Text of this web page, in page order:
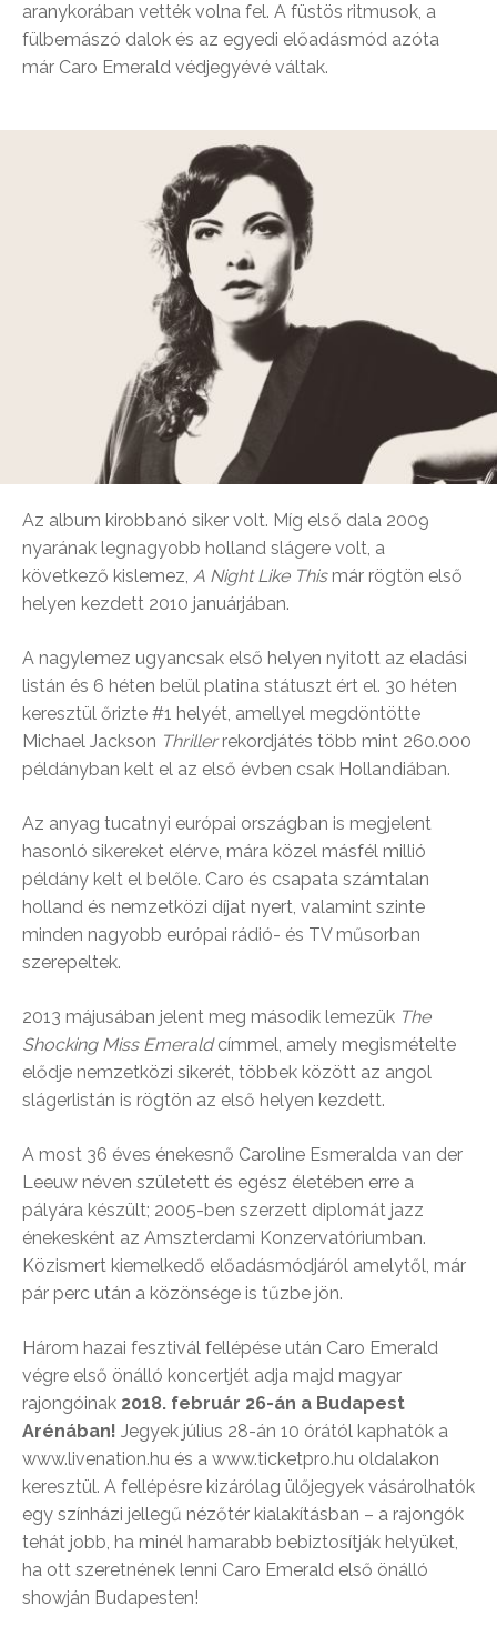
aranykorában vették volna fel. A füstös ritmusok, a
fülbemászó dalok és az egyedi előadásmód azóta
már Caro Emerald védjegyévé váltak.
Az album kirobbanó siker volt. Míg első dala 2009
nyarának legnagyobb holland slágere volt, a
következő kislemez, A Night Like Thismár rögtön első
helyen kezdett 2010 januárjában.
A nagylemez ugyancsak első helyen nyitott az eladási
listán és 6 héten belül platina státuszt ért el. 30 héten
keresztül őrizte #1 helyét, amellyel megdöntötte
Michael Jackson Thrillerrekordjátés több mint 260.000
példányban kelt el az első évben csak Hollandiában.
Az anyag tucatnyi európai országban is megjelent
hasonló sikereket elérve, mára közel másfél millió
példány kelt el belőle. Caro és csapata számtalan
holland és nemzetközi díjat nyert, valamint szinte
minden nagyobb európai rádió- és TV műsorban
szerepeltek.
2013 májusában jelent meg második lemezük The
Shocking Miss Emeraldcímmel, amely megismételte
elődje nemzetközi sikerét, többek között az angol
slágerlistán is rögtön az első helyen kezdett.
A most 36 éves énekesnő Caroline Esmeralda van der
Leeuw néven született és egész életében erre a
pályára készült; 2005-ben szerzett diplomát jazz
énekesként az Amszterdami Konzervatóriumban.
Közismert kiemelkedő előadásmódjáról amelytől, már
pár perc után a közönsége is tűzbe jön.
Három hazai fesztivál fellépése után Caro Emerald
végre első önálló koncertjét adja majd magyar
rajongóinak 2018. február 26-án a Budapest
Arénában! Jegyek július 28-án 10 órától kaphatók a
www.livenation.hu és a www.ticketpro.hu oldalakon
keresztül. A fellépésre kizárólag ülőjegyek vásárolhatók
egy színházi jellegű nézőtér kialakításban – a rajongók
tehát jobb, ha minél hamarabb bebiztosítják helyüket,
ha ott szeretnének lenni Caro Emerald első önálló
showján Budapesten!